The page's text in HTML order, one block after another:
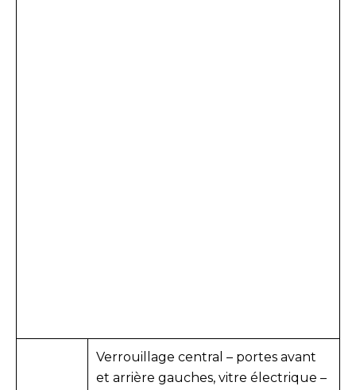
Verrouillage central – portes avant
et arrière gauches, vitre électrique –